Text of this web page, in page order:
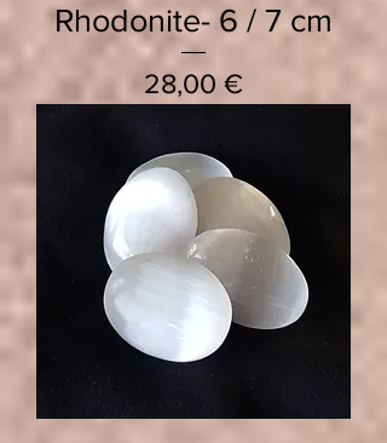
Rhodonite- 6 / 7 cm
Prix
28,00 €